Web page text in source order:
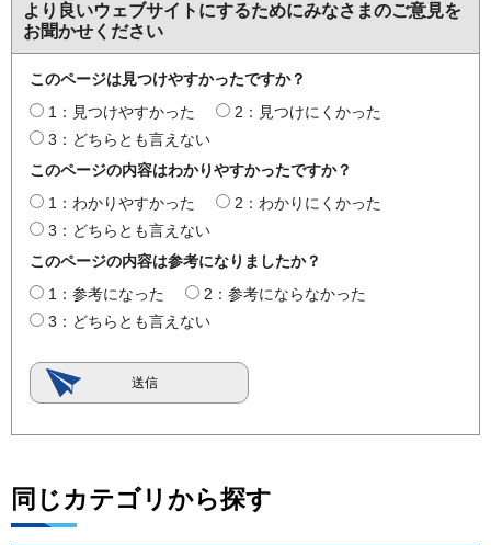
より良いウェブサイトにするためにみなさまのご意見を
お聞かせください
このページは見つけやすかったですか？
1：見つけやすかった
2：見つけにくかった
3：どちらとも言えない
このページの内容はわかりやすかったですか？
1：わかりやすかった
2：わかりにくかった
3：どちらとも言えない
このページの内容は参考になりましたか？
1：参考になった
2：参考にならなかった
3：どちらとも言えない
同じカテゴリから探す